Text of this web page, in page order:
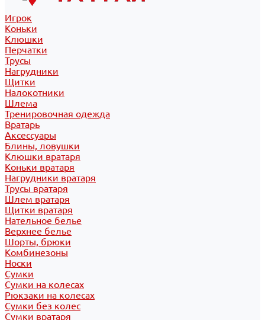
Игрок
Коньки
Клюшки
Перчатки
Трусы
Нагрудники
Щитки
Налокотники
Шлема
Тренировочная одежда
Вратарь
Аксессуары
Блины, ловушки
Клюшки вратаря
Коньки вратаря
Нагрудники вратаря
Трусы вратаря
Шлем вратаря
Щитки вратаря
Нательное белье
Верхнее белье
Шорты, брюки
Комбинезоны
Носки
Сумки
Сумки на колесах
Рюкзаки на колесах
Сумки без колес
Сумки вратаря